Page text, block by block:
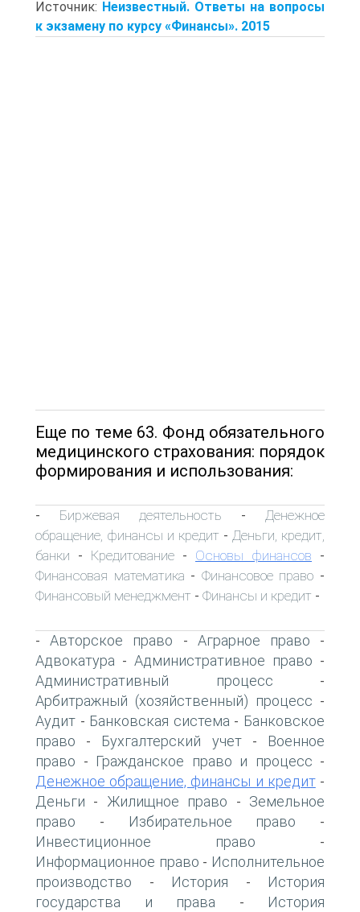
Источник: Неизвестный. Ответы на вопросы
к экзамену по курсу «Финансы». 2015
Еще по теме 63. Фонд обязательного
медицинского страхования: порядок
формирования и использования:
- Биржевая деятельность - Денежное
обращение, финансы и кредит - Деньги, кредит,
банки - Кредитование - Основы финансов -
Финансовая математика - Финансовое право -
Финансовый менеджмент - Финансы и кредит -
-Авторское право - Аграрное право -
Адвокатура - Административное право -
Административный процесс -
Арбитражный (хозяйственный) процесс -
Аудит - Банковская система - Банковское
право - Бухгалтерский учет-
Военное
право - Гражданское право и процесс -
Денежное обращение, финансы и кредит-
Деньги - Жилищное право - Земельное
право - Избирательное право -
Инвестиционное право -
Информационное право - Исполнительное
производство - История -
История
государства и права -
История